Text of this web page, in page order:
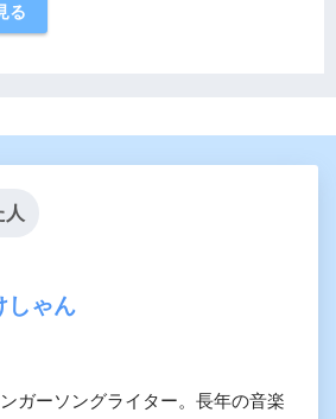
る
人
しゃん
ガーソングライター。長年の音楽